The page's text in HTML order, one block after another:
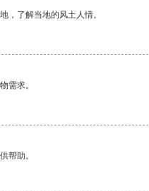
，了解当地的风土人情。
需求。
帮助。